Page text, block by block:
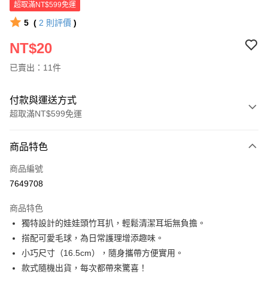
超取滿NT$599免運
5 ( 2 則評價 )
NT$20
已賣出：11件
付款與運送方式
超取滿NT$599免運
信用卡一次付款
超商取貨付款
Apple Pay
街口支付
悠遊付
商品特色
商品編號
7649708
商品特色
獨特設計的娃娃頭竹耳扒，輕鬆清潔耳垢無負擔。
搭配可愛毛球，為日常護理增添趣味。
小巧尺寸（16.5cm），隨身攜帶方便實用。
款式隨機出貨，每次都帶來驚喜！